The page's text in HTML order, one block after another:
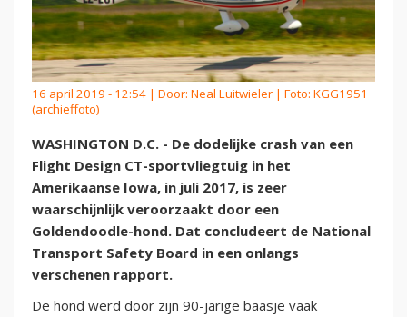
16 april 2019 - 12:54 | Door: Neal Luitwieler | Foto: KGG1951
(archieffoto)
WASHINGTON D.C. - De dodelijke crash van een
Flight Design CT-sportvliegtuig in het
Amerikaanse Iowa, in juli 2017, is zeer
waarschijnlijk veroorzaakt door een
Goldendoodle-hond. Dat concludeert de National
Transport Safety Board in een onlangs
verschenen rapport.
De hond werd door zijn 90-jarige baasje vaak